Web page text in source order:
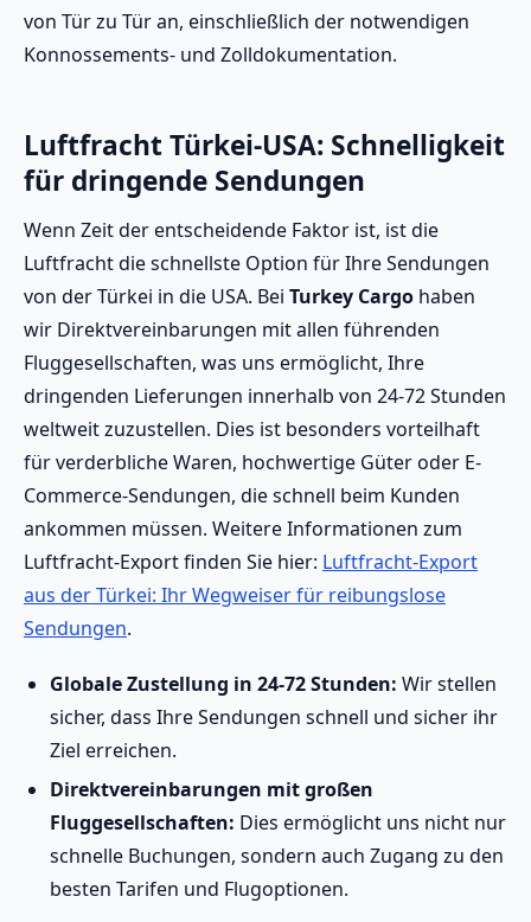
von Tür zu Tür an, einschließlich der notwendigen
Konnossements- und Zolldokumentation.
Luftfracht Türkei-USA: Schnelligkeit
für dringende Sendungen
Wenn Zeit der entscheidende Faktor ist, ist die
Luftfracht die schnellste Option für Ihre Sendungen
von der Türkei in die USA. Bei Turkey Cargo haben
wir Direktvereinbarungen mit allen führenden
Fluggesellschaften, was uns ermöglicht, Ihre
dringenden Lieferungen innerhalb von 24-72 Stunden
weltweit zuzustellen. Dies ist besonders vorteilhaft
für verderbliche Waren, hochwertige Güter oder E-
Commerce-Sendungen, die schnell beim Kunden
ankommen müssen. Weitere Informationen zum
Luftfracht-Export finden Sie hier: Luftfracht-Export
aus der Türkei: Ihr Wegweiser für reibungslose
Sendungen.
Globale Zustellung in 24-72 Stunden: Wir stellen
sicher, dass Ihre Sendungen schnell und sicher ihr
Ziel erreichen.
Direktvereinbarungen mit großen
Fluggesellschaften: Dies ermöglicht uns nicht nur
schnelle Buchungen, sondern auch Zugang zu den
besten Tarifen und Flugoptionen.